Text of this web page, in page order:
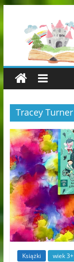
Tracey Turner
Książki wiek 3+